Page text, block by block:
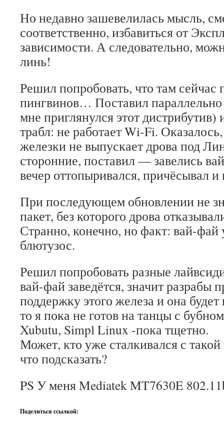
Но недавно зашевелилась мысль,
соответственно, избавиться от
зависимости. А следовательно,
линь!
Решил попробовать, что там сейчас
пингвинов… Поставил
мне приглянулся этот
трабл: не работает Wi-Fi.
железки не выпускает дрова под
сторонние, поставил — завелись
вечер оттопыривался, причёсывал
При последующем обновлении не
пакет, без которого дрова
Странно, конечно, но факт: вай-фай
блютузос.
Решил попробовать разные
вай-фай заведётся, значит разрабы
поддержку этого железа и она
то я пока не готов на танцы с
Xubutu, Simpl Linux -пока тщетно.
Может, кто уже сталкивался с
что подсказать?
PS У меня Mediatek MT7630E
Поделиться ссылкой: